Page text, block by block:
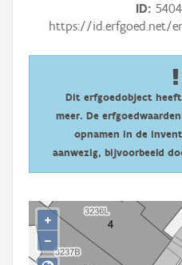
Persoon of collectief
Downloads
Aanmelden
ID 5404
https://id.erfgoed.net/
Dit erfgoedobject
meer. De
opnamen in de
aanwezig, bijvoorbeeld
+
−